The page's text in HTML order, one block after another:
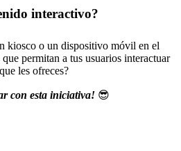
interactivo?
kiosco o un dispositivo móvil en el
permitan a tus usuarios interactuar
les ofreces?
con esta iniciativa! 😎